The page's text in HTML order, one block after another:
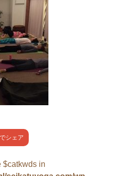
でシェア
$catkwds in